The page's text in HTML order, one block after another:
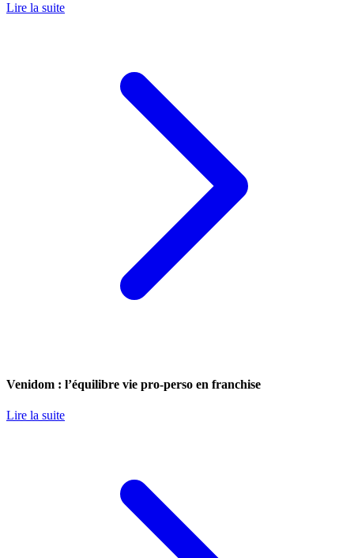
Lire la suite
Venidom : l’équilibre vie pro-perso en franchise
Lire la suite